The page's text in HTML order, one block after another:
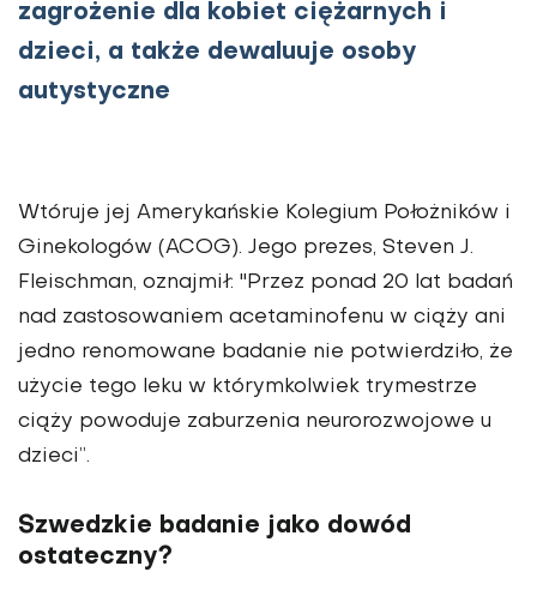
zagrożenie dla kobiet ciężarnych i
dzieci, a także dewaluuje osoby
autystyczne
Wtóruje jej Amerykańskie Kolegium Położników i
Ginekologów (ACOG). Jego prezes, Steven J.
Fleischman, oznajmił: "Przez ponad 20 lat badań
nad zastosowaniem acetaminofenu w ciąży ani
jedno renomowane badanie nie potwierdziło, że
użycie tego leku w którymkolwiek trymestrze
ciąży powoduje zaburzenia neurorozwojowe u
dzieci”.
Szwedzkie badanie jako dowód
ostateczny?